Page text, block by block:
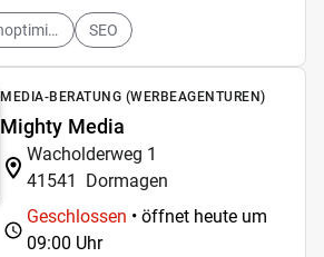
Suchmaschinenoptimierung SEO
MEDIA-BERATUNG (WERBEAGENTUREN)
Mighty Media
Wacholderweg 1
41541
Dormagen
Geschlossen • öffnet heute um
09:00 Uhr